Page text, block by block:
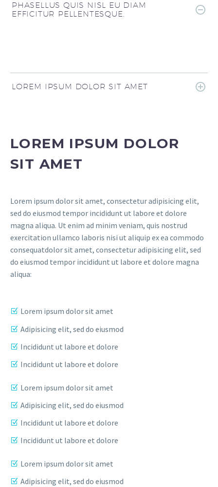
PHASELLUS QUIS NISL EU DIAM
EFFICITUR PELLENTESQUE.
LOREM IPSUM DOLOR SIT AMET
LOREM IPSUM DOLOR
SIT AMET
Lorem ipsum dolor sit amet, consectetur adipisicing elit,
sed do eiusmod tempor incididunt ut labore et dolore
magna aliqua. Ut enim ad minim veniam, quis nostrud
exercitation ullamco laboris nisi ut aliquip ex ea commodo
consequatdolor sit amet, consectetur adipisicing elit, sed
do eiusmod tempor incididunt ut labore et dolore magna
aliqua:
Lorem ipsum dolor sit amet
Adipisicing elit, sed do eiusmod
Incididunt ut labore et dolore
Incididunt ut labore et dolore
Lorem ipsum dolor sit amet
Adipisicing elit, sed do eiusmod
Incididunt ut labore et dolore
Incididunt ut labore et dolore
Lorem ipsum dolor sit amet
Adipisicing elit, sed do eiusmod